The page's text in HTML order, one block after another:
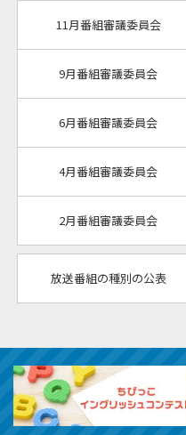
11月番組審議委員会
9月番組審議委員会
6月番組審議委員会
4月番組審議委員会
2月番組審議委員会
放送番組の種別の公表